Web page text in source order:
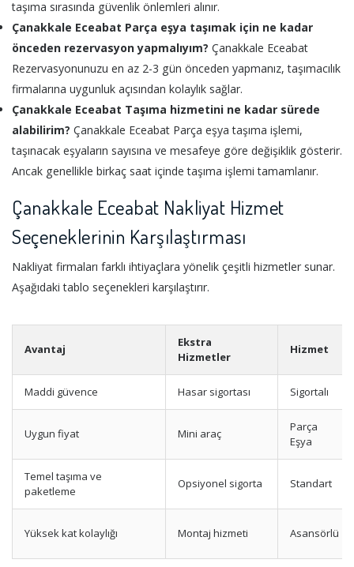
taşıma sırasında güvenlik önlemleri alınır.
Çanakkale Eceabat Parça eşya taşımak için ne kadar
önceden rezervasyon yapmalıyım? Çanakkale Eceabat
Rezervasyonunuzu en az 2-3 gün önceden yapmanız, taşımacılık
firmalarına uygunluk açısından kolaylık sağlar.
Çanakkale Eceabat Taşıma hizmetini ne kadar sürede
alabilirim? Çanakkale Eceabat Parça eşya taşıma işlemi,
taşınacak eşyaların sayısına ve mesafeye göre değişiklik gösterir.
Ancak genellikle birkaç saat içinde taşıma işlemi tamamlanır.
Çanakkale Eceabat Nakliyat Hizmet
Seçeneklerinin Karşılaştırması
Nakliyat firmaları farklı ihtiyaçlara yönelik çeşitli hizmetler sunar.
Aşağıdaki tablo seçenekleri karşılaştırır.
Avantaj
Ekstra
Hizmetler
Hizmet
Maddi güvence Hasar sigortası Sigortalı
Uygun fiyat Mini araç
Parça
Eşya
Temel taşıma ve
paketleme
Opsiyonel sigorta Standart
Yüksek kat kolaylığı Montaj hizmeti Asansörlü